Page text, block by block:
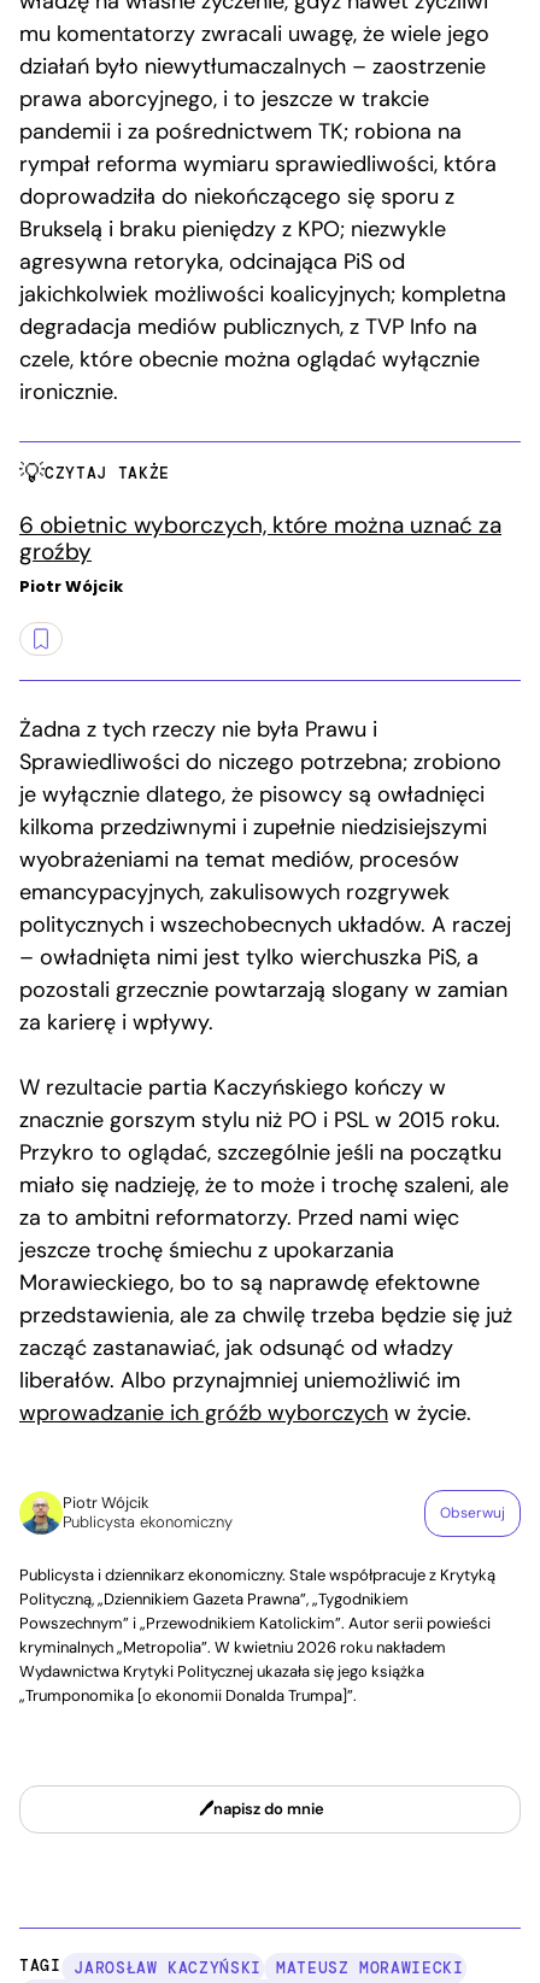
mu komentatorzy zwracali uwagę, że wiele jego
działań było niewytłumaczalnych – zaostrzenie
prawa aborcyjnego, i to jeszcze w trakcie
pandemii i za pośrednictwem TK; robiona na
rympał reforma wymiaru sprawiedliwości, która
doprowadziła do niekończącego się sporu z
Brukselą i braku pieniędzy z KPO; niezwykle
agresywna retoryka, odcinająca PiS od
jakichkolwiek możliwości koalicyjnych; kompletna
degradacja mediów publicznych, z TVP Info na
czele, które obecnie można oglądać wyłącznie
ironicznie.
CZYTAJ TAKŻE
6 obietnic wyborczych, które można uznać za
groźby
Piotr Wójcik
Żadna z tych rzeczy nie była Prawu i
Sprawiedliwości do niczego potrzebna; zrobiono
je wyłącznie dlatego, że pisowcy są owładnięci
kilkoma przedziwnymi i zupełnie niedzisiejszymi
wyobrażeniami na temat mediów, procesów
emancypacyjnych, zakulisowych rozgrywek
politycznych i wszechobecnych układów. A raczej
– owładnięta nimi jest tylko wierchuszka PiS, a
pozostali grzecznie powtarzają slogany w zamian
za karierę i wpływy.
W rezultacie partia Kaczyńskiego kończy w
znacznie gorszym stylu niż PO i PSL w 2015 roku.
Przykro to oglądać, szczególnie jeśli na początku
miało się nadzieję, że to może i trochę szaleni, ale
za to ambitni reformatorzy. Przed nami więc
jeszcze trochę śmiechu z upokarzania
Morawieckiego, bo to są naprawdę efektowne
przedstawienia, ale za chwilę trzeba będzie się już
zacząć zastanawiać, jak odsunąć od władzy
liberałów. Albo przynajmniej uniemożliwić im
wprowadzanie ich gróźb wyborczych w życie.
Piotr Wójcik
Publicysta ekonomiczny
Obserwuj
Publicysta i dziennikarz ekonomiczny. Stale współpracuje z Krytyką
Polityczną, „Dziennikiem Gazeta Prawna”, „Tygodnikiem
Powszechnym” i „Przewodnikiem Katolickim”. Autor serii powieści
kryminalnych „Metropolia”. W kwietniu 2026 roku nakładem
Wydawnictwa Krytyki Politycznej ukazała się jego książka
„Trumponomika [o ekonomii Donalda Trumpa]”.
napisz do mnie
TAGI: JAROSŁAW KACZYŃSKI
MATEUSZ MORAWIECKI